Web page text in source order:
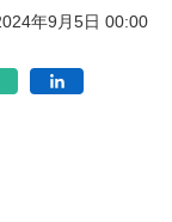
年9月5日 00:00